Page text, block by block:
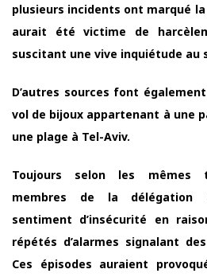
plusieurs incidents ont marqué
aurait été victime de
suscitant une vive inquiétude au
D’autres sources font
vol de bijoux appartenant à une
une plage à Tel-Aviv.
Toujours selon les mêmes
membres de la délégation
sentiment d’insécurité en
répétés d’alarmes signalant
Ces épisodes auraient